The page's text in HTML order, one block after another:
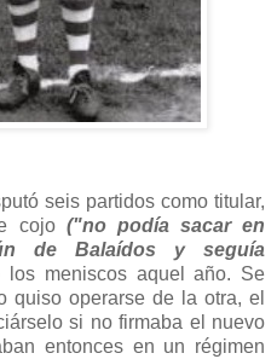
seis partidos como titular,
cojo ("no podía sacar en
de Balaídos y seguía
los meniscos aquel año. Se
quiso operarse de la otra, el
si no firmaba el nuevo
entonces en un régimen